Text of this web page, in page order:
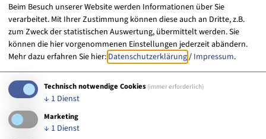
Touristische Informationen
Beim Besuch unserer Website werden Informationen über Sie
verarbeitet. Mit Ihrer Zustimmung können diese auch an Dritte, z.B.
zum Zweck der statistischen Auswertung, übermittelt werden. Sie
können die hier vorgenommenen Einstellungen jederzeit abändern.
Mehr dazu erfahren Sie hier: Datenschutzerklärung/ Impressum.
Technisch notwendige Cookies (immer erforderlich)
↓ 1 Dienst
Marketing
↓ 1 Dienst